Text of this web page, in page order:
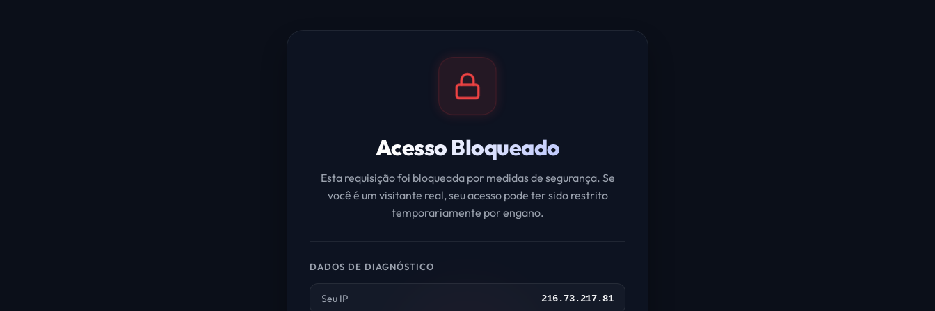
Acesso Bloqueado
Esta requisição foi bloqueada por medidas de segurança. Se
você é um visitante real, seu acesso pode ter sido restrito
temporariamente por engano.
DADOS DE DIAGNÓSTICO
Seu IP 216.73.217.81